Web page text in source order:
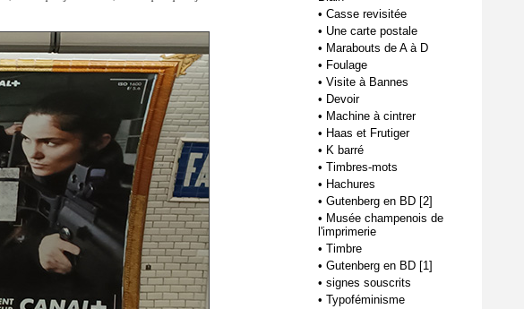
• Casse revisitée
• Une carte postale
• Marabouts de A à D
• Foulage
• Visite à Bannes
• Devoir
• Machine à cintrer
• Haas et Frutiger
• K barré
• Timbres-mots
• Hachures
• Gutenberg en BD [2]
• Musée champenois de
l'imprimerie
• Timbre
• Gutenberg en BD [1]
• signes souscrits
• Typoféminisme